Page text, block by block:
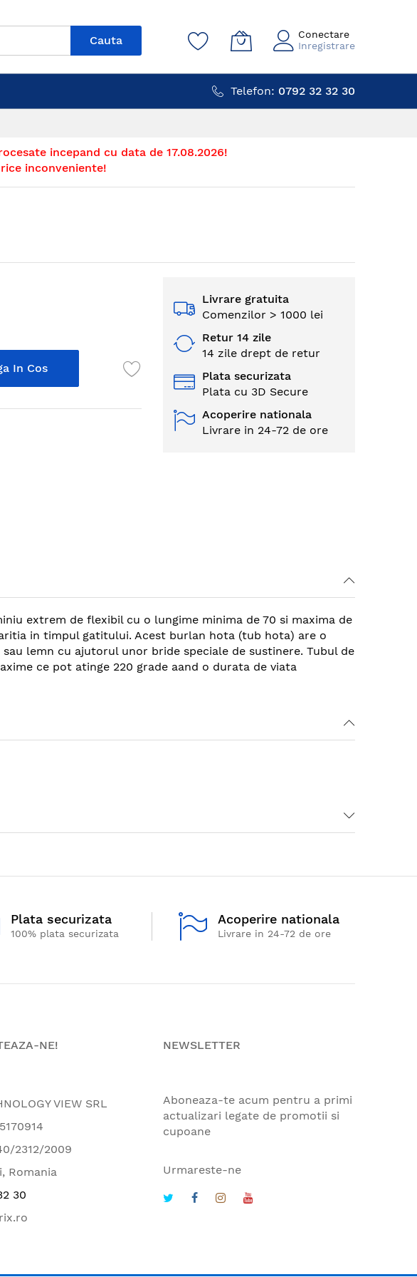
Cauta
Conectare
Inregistrare
Telefon: 0792 32 32 30
incepand cu data de 17.08.2026!
inconveniente!
In Cos
Livrare gratuita
Comenzilor > 1000 lei
Retur 14 zile
14 zile drept de retur
Plata securizata
Plata cu 3D Secure
Acoperire nationala
Livrare in 24-72 de ore
extrem de flexibil cu o lungime minima de 70 si maxima de
in timpul gatitului. Acest burlan hota (tub hota) are o
lemn cu ajutorul unor bride speciale de sustinere. Tubul de
ce pot atinge 220 grade aand o durata de viata
Plata securizata
100% plata securizata
Acoperire nationala
Livrare in 24-72 de ore
NE!
VIEW SRL
2312/2009
Romania
30
NEWSLETTER
Aboneaza-te acum pentru a primi
actualizari legate de promotii si
cupoane
Urmareste-ne